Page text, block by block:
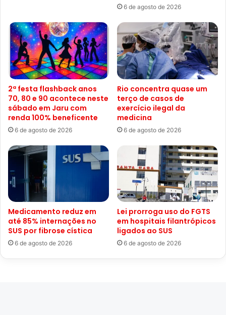
6 de agosto de 2026
2ª festa flashback anos
70, 80 e 90 acontece neste
sábado em Jaru com
renda 100% beneficente
6 de agosto de 2026
Rio concentra quase um
terço de casos de
exercício ilegal da
medicina
6 de agosto de 2026
Medicamento reduz em
até 85% internações no
SUS por fibrose cística
6 de agosto de 2026
Lei prorroga uso do FGTS
em hospitais filantrópicos
ligados ao SUS
6 de agosto de 2026